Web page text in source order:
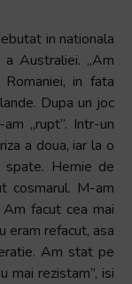
in nationala
a Australiei. „Am
in fata
Dupa un joc
„rupt”. Intr-un
a doua, iar la o
Hernie de
cosmarul. M-am
facut cea mai
eram refacut, asa
Am stat pe
mai rezistam”, isi